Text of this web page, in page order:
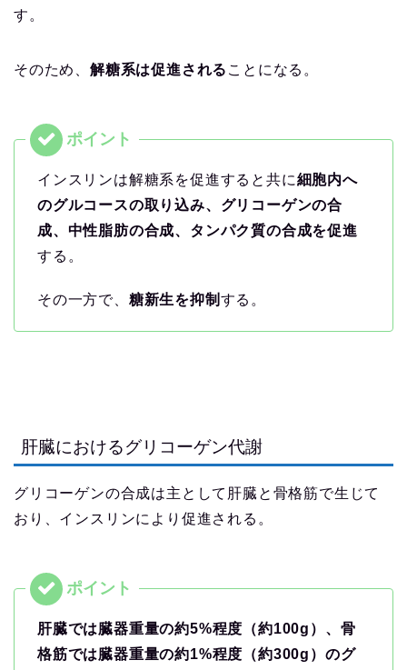
す。
そのため、 解糖系は促進される ことになる。
インスリンは解糖系を促進すると共に細胞内へ
のグルコースの取り込み、グリコーゲンの合
成、中性脂肪の合成、タンパク質の合成を促進
する。
その一方で、 糖新生を抑制 する。
肝臓におけるグリコーゲン代謝
グリコーゲンの合成は主として肝臓と骨格筋で生じて
おり、インスリンにより促進される。
肝臓では臓器重量の約5%程度（約100g）、骨
格筋では臓器重量の約1%程度（約300g）のグ